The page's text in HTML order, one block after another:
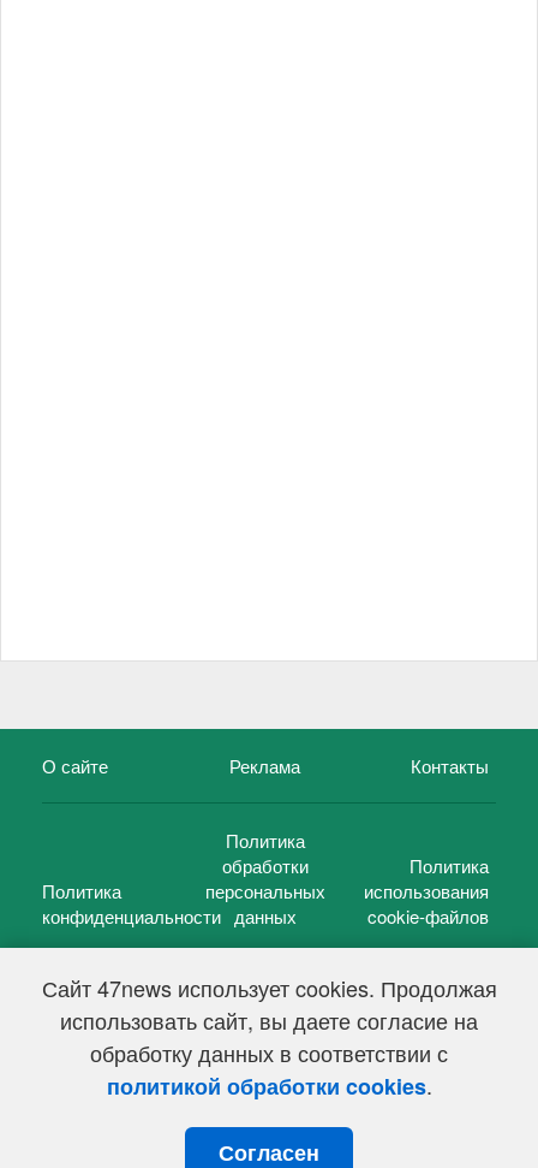
Сайт 47news использует cookies. Продолжая
использовать сайт, вы даете согласие на
обработку данных в соответствии с
политикой обработки cookies.
Согласен
О сайте Реклама Контакты
Политика
конфиденциальности
Политика
обработки
персональных
данных
Политика
использования
cookie-файлов
47 новостей (47 news)2005 — 2026 г.
Свидетельство о регистрации СМИ Эл № ФС 77-39848, выдано
Федеральной службой по надзору в сфере связи,
информационных технологий и массовых коммуникаций